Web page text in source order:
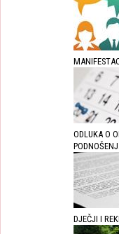
ODLUKA O
DJEČJI I